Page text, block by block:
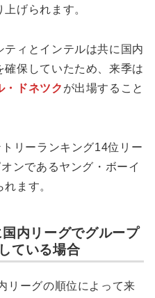
げられます。
ィとインテルは共に国内
確保していたため、来季は
・ドネツク が出場すること
リーランキング14位リー
ンであるヤング・ボーイ
ます。
内リーグでグループ
ている場合
リーグの順位によって来